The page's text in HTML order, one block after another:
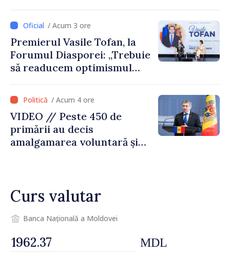
desfășoară lucrări de
reparație/ Acum 3 ore
Premierul Vasile Tofan, la
Forumul Diasporei: „Trebuie
să readucem optimismul
Republica Moldova merge în
direcția corectă”
/ Acum 4 ore
VIDEO // Peste 450 de
primării au decis
amalgamarea voluntară și
depășim blocajele și să dăm o
șansă localităților să se
dezvolte”
Curs valutar
Banca Națională a Moldovei
MDL